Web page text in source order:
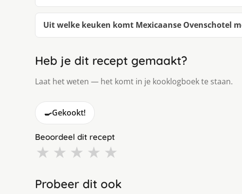
Uit welke keuken komt Mexicaanse Ovenschotel
Heb je dit recept gemaakt?
Laat het weten — het komt in je kooklogboek te staan.
🍳Gekookt!
Beoordeel dit recept
★ ★ ★ ★ ★
Probeer dit ook